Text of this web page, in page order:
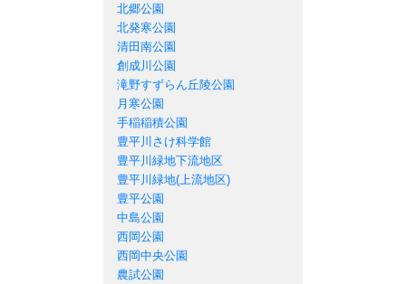
北郷公園
北発寒公園
清田南公園
創成川公園
滝野すずらん丘陵公園
月寒公園
手稲稲積公園
豊平川さけ科学館
豊平川緑地下流地区
豊平川緑地(上流地区)
豊平公園
中島公園
西岡公園
西岡中央公園
農試公園